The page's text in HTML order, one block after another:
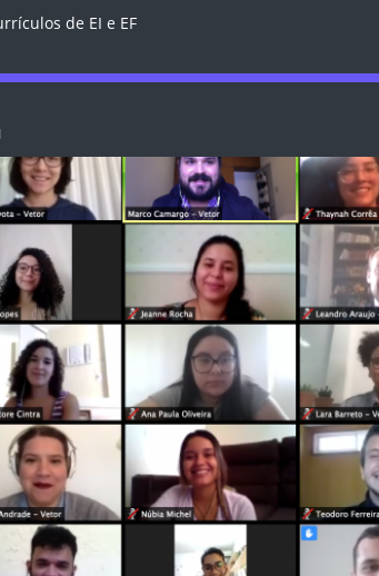
de EI e EF